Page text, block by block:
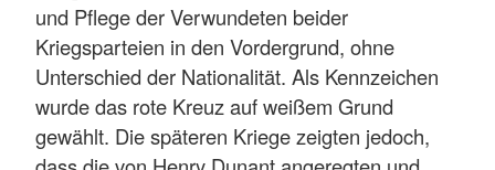
und Pflege der Verwundeten beider
Kriegsparteien in den Vordergrund, ohne
Unterschied der Nationalität. Als Kennzeichen
wurde das rote Kreuz auf weißem Grund
gewählt. Die späteren Kriege zeigten jedoch,